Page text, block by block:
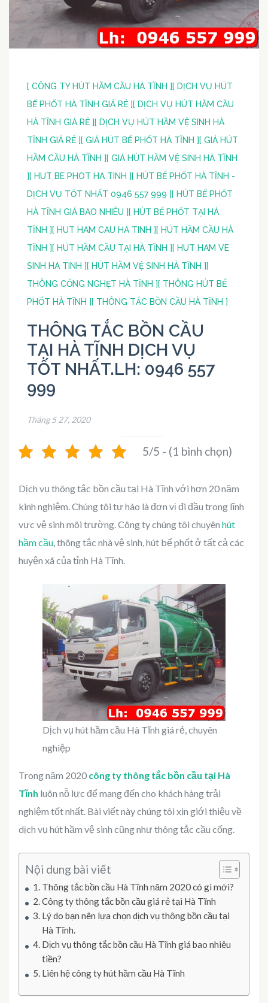
[ CÔNG TY HÚT HẦM CẦU HÀ TĨNH ] [ DỊCH VỤ HÚT
BỂ PHỐT HÀ TĨNH GIÁ RẺ ] [ DỊCH VỤ HÚT HẦM CẦU
HÀ TĨNH GIÁ RẺ ] [ DỊCH VỤ HÚT HẦM VỆ SINH HÀ
TĨNH GIÁ RẺ ] [ GIÁ HÚT BỂ PHỐT HÀ TĨNH ] [ GIÁ HÚT
HẦM CẦU HÀ TĨNH ] [ GIÁ HÚT HẦM VỆ SINH HÀ TĨNH
] [ HUT BE PHOT HA TINH ] [ HÚT BỂ PHỐT HÀ TĨNH -
DỊCH VỤ TỐT NHẤT 0946 557 999 ] [ HÚT BỂ PHỐT
HÀ TĨNH GIÁ BAO NHIÊU ] [ HÚT BỂ PHỐT TẠI HÀ
TĨNH ] [ HUT HAM CAU HA TINH ] [ HÚT HẦM CẦU HÀ
TĨNH ] [ HÚT HẦM CẦU TẠI HÀ TĨNH ] [ HUT HAM VE
SINH HA TINH ] [ HÚT HẦM VỆ SINH HÀ TĨNH ] [
THÔNG CỐNG NGHẸT HÀ TĨNH ] [ THÔNG HÚT BỂ
PHỐT HÀ TĨNH ] [ THÔNG TẮC BỒN CẦU HÀ TĨNH ]
THÔNG TẮC BỒN CẦU
TẠI HÀ TĨNH DỊCH VỤ
TỐT NHẤT.LH: 0946 557
999
Tháng 5 27, 2020
5/5 - (1 bình chọn)
Dịch vụ thông tắc bồn cầu tại Hà Tĩnh với hơn 20 năm
kinh nghiệm. Chúng tôi tự hào là đơn vị đi đầu trong lĩnh
vực vệ sinh môi trường. Công ty chúng tôi chuyên hút
hầm cầu , thông tắc nhà vệ sinh, hút bể phốt ở tất cả các
huyện xã của tỉnh Hà Tĩnh.
Dịch vụ hút hầm cầu Hà Tĩnh giá rẻ, chuyên
nghiệp
Trong năm 2020 công ty thông tắc bồn cầu tại Hà
Tĩnh luôn nỗ lực để mang đến cho khách hàng trải
nghiệm tốt nhất. Bài viết này chúng tôi xin giới thiệu về
dịch vụ hút hầm vệ sinh cũng như thông tắc cầu cống.
Nội dung bài viết
Thông tắc bồn cầu Hà Tĩnh năm 2020 có gì mới?
Công ty thông tắc bồn cầu giá rẻ tại Hà Tĩnh
Lý do bạn nên lựa chọn dịch vụ thông bồn cầu tại
Hà Tĩnh.
Dịch vụ thông tắc bồn cầu Hà Tĩnh giá bao nhiêu
tiền?
Liên hệ công ty hút hầm cầu Hà Tĩnh